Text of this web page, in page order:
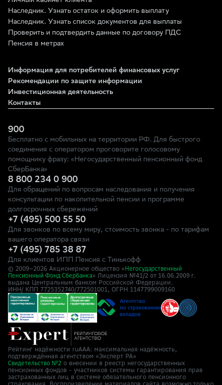
Наследник. Узнать остаток и оформить выплату
Наследник. Узнать список документов для выплаты
Проверить и подтвердить данные по договору ПДС
Пенсия в метрах
Информация для потребителей финансовых услуг
Рекомендации по защите информации
Инвестиционная деятельность
Контакты
900
Бесплатно с мобильных на территории РФ. Для быстрого
соединения с оператором проговорите голосовому
помощнику фразу: «Негосударственный пенсионный фонд
СберБанка»
8 800 234 0 900
Для обращений по вопросам наследования и получения
консультации по накопительной пенсии и программе
долгосрочных сбережений
+7 (495) 500 55 50
Для звонков по всему миру, стоимость звонка - по тарифам
вашего оператора связи
+7 (495) 785 38 87
Для клиентов ИПП Пенсия с Тинькофф
© 2009–2026 Акционерное общество « Негосударственный
Пенсионный Фонд Сбербанка» Лицензия №41/2 от 16.06.2009 г.
выдана Центральным банком Российской Федерации.
ИНН/ КПП 7725352740/772501001, ОГРН 1147799009160
Рейтинг надёжности ruAAA: максимальная надёжность,
подтверждённая агентством «Эксперт РА»
Свидетельство №2 о внесении в реестр негосударственных
пенсионных фондов - участников системы гарантирования прав
застрахованных лиц в системе обязательного пенсионного